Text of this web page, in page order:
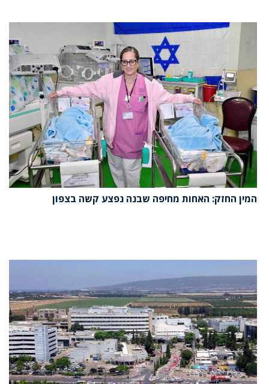
המין החזק: האחות מחיפה שבנה נפצע קשה בצפון